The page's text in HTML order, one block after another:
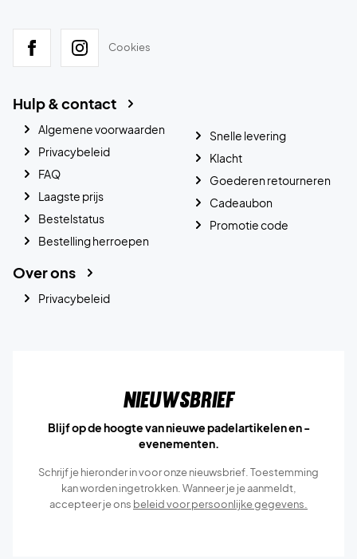
Cookies
Hulp & contact
Algemene voorwaarden
Privacybeleid
FAQ
Laagste prijs
Bestelstatus
Bestelling herroepen
Snelle levering
Klacht
Goederen retourneren
Cadeaubon
Promotie code
Over ons
Privacybeleid
Nieuwsbrief
Blijf op de hoogte van nieuwe padelartikelen en -
evenementen.
Schrijf je hieronder in voor onze nieuwsbrief. Toestemming
kan worden ingetrokken. Wanneer je je aanmeldt,
accepteer je ons beleid voor persoonlijke gegevens.